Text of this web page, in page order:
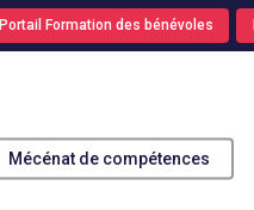
Portail Formation des bénévoles
Mécénat de compétences